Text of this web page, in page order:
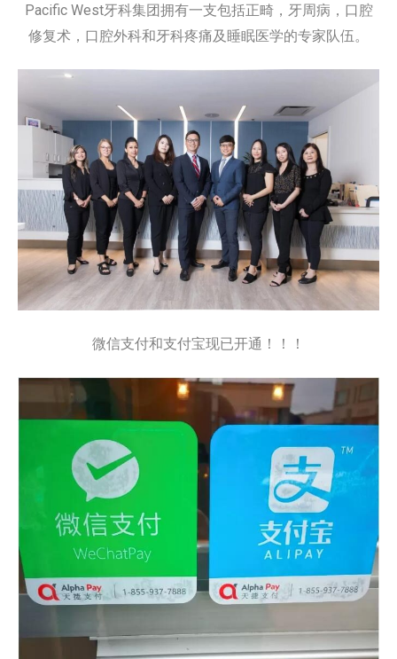
Pacific West牙科集团拥有一支包括正畸，牙周病，口腔
修复术，口腔外科和牙科疼痛及睡眠医学的专家队伍。
微信支付和支付宝现已开通！！！